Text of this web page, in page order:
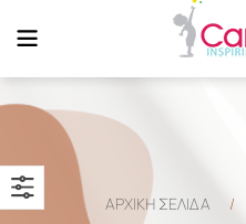
ΑΡΧΙΚΉ ΣΕΛΊΔΑ /